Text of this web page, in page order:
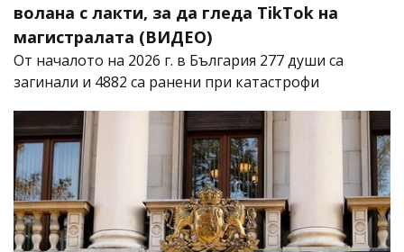
волана с лакти, за да гледа TikTok на
магистралата (ВИДЕО)
От началото на 2026 г. в България 277 души са
загинали и 4882 са ранени при катастрофи